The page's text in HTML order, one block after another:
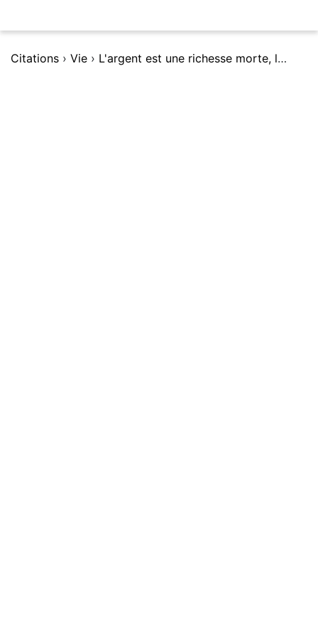
Citations › Vie › L'argent est une richesse morte, les enfants sont une richesse vivante.